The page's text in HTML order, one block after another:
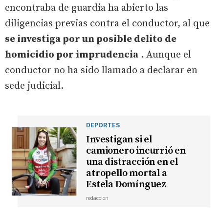
encontraba de guardia ha abierto las
diligencias previas contra el conductor, al que
se investiga por un posible delito de
homicidio por imprudencia . Aunque el
conductor no ha sido llamado a declarar en
sede judicial.
DEPORTES
Investigan si el
camionero incurrió en
una distracción en el
atropello mortal a
Estela Domínguez
redaccion